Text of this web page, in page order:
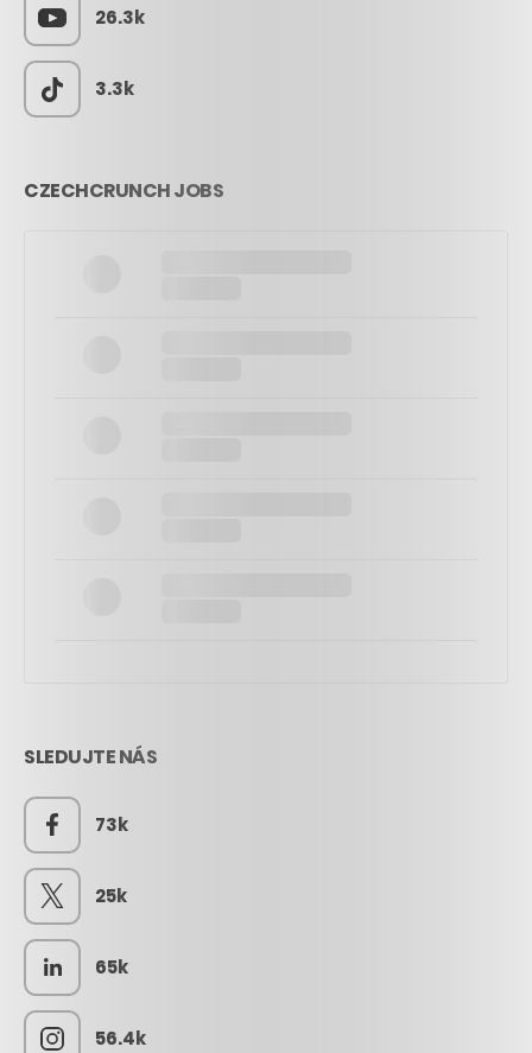
26.3k
3.3k
CZECHCRUNCH JOBS
SLEDUJTE NÁS
73k
25k
65k
56.4k